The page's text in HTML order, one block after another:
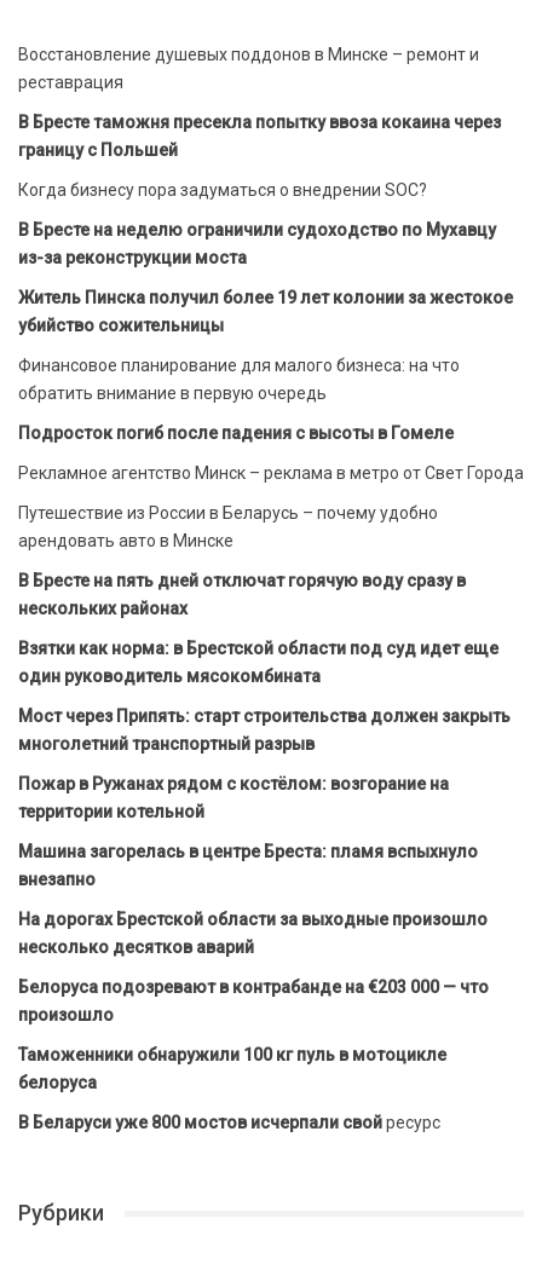
Восстановление душевых поддонов в Минске – ремонт и
реставрация
В Бресте таможня пресекла попытку ввоза кокаина через
границу с Польшей
Когда бизнесу пора задуматься о внедрении SOC?
В Бресте на неделю ограничили судоходство по Мухавцу
из-за реконструкции моста
Житель Пинска получил более 19 лет колонии за жестокое
убийство сожительницы
Финансовое планирование для малого бизнеса: на что
обратить внимание в первую очередь
Подросток погиб после падения с высоты в Гомеле
Рекламное агентство Минск – реклама в метро от Свет Города
Путешествие из России в Беларусь – почему удобно
арендовать авто в Минске
В Бресте на пять дней отключат горячую воду сразу в
нескольких районах
Взятки как норма: в Брестской области под суд идет еще
один руководитель мясокомбината
Мост через Припять: старт строительства должен закрыть
многолетний транспортный разрыв
Пожар в Ружанах рядом с костёлом: возгорание на
территории котельной
Машина загорелась в центре Бреста: пламя вспыхнуло
внезапно
На дорогах Брестской области за выходные произошло
несколько десятков аварий
Белоруса подозревают в контрабанде на €203 000 — что
произошло
Таможенники обнаружили 100 кг пуль в мотоцикле
белоруса
В Беларуси уже 800 мостов исчерпали свойресурс
Рубрики